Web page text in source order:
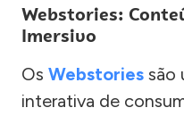
Webstories:
Imersivo
Os Webstories são
interativa de